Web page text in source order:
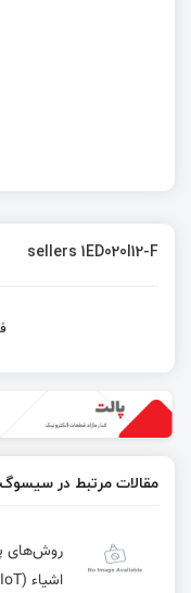
sellers 1ED020I12-F
مقالات مرتبط در سیسوگ